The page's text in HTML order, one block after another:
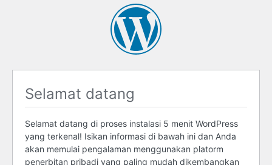
Selamat datang
Selamat datang di proses instalasi 5 menit WordPress
yang terkenal! Isikan informasi di bawah ini dan Anda
akan memulai pengalaman menggunakan platorm
penerbitan pribadi yang paling mudah dikembangkan